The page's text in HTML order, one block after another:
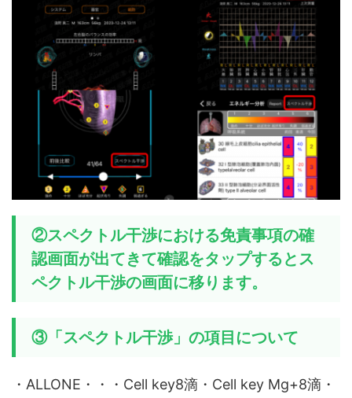
②スペクトル干渉における免責事項の確
認画面が出てきて確認をタップするとス
ペクトル干渉の画面に移ります。
③「スペクトル干渉」の項目について
・ALLONE・・・Cell key8滴・Cell key Mg+8滴・